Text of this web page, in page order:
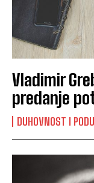
Vladimir
predanje
DUHOVNOST I